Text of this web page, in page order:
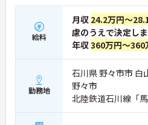
給料
月収 24.2万円～
慮のうえで決定し
年収360万円～360
勤務地
石川県 野々市市 白
野々市
北陸鉄道石川線「